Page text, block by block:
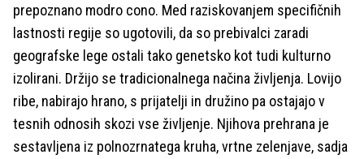
prepoznano modro cono. Med raziskovanjem specifičnih
lastnosti regije so ugotovili, da so prebivalci zaradi
geografske lege ostali tako genetsko kot tudi kulturno
izolirani. Držijo se tradicionalnega načina življenja. Lovijo
ribe, nabirajo hrano, s prijatelji in družino pa ostajajo v
tesnih odnosih skozi vse življenje. Njihova prehrana je
sestavljena iz polnozrnatega kruha, vrtne zelenjave, sadja